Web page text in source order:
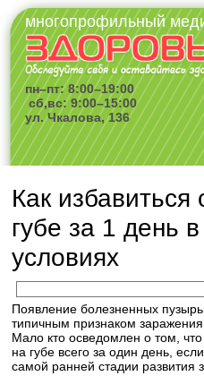
многопрофильный
пн–пт: 8:00–19:00
сб,вс: 9:00–15:00
ул. Чкалова, 136
Как избавиться
губе за 1 день
условиях
Появление болезненных
типичным признаком
Мало кто осведомлен о том,
на губе всего за один день,
самой ранней стадии развития